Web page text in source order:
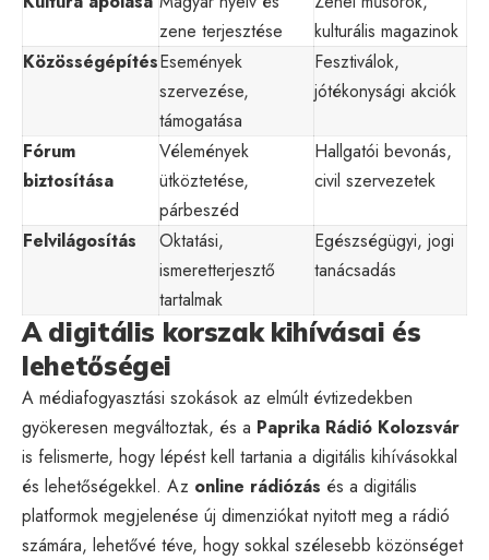
zene terjesztése
kulturális magazinok
KözösségépítésEsemények
szervezése,
támogatása
Fesztiválok,
jótékonysági akciók
Fórum
biztosítása
Vélemények
ütköztetése,
párbeszéd
Hallgatói bevonás,
civil szervezetek
Felvilágosítás
Oktatási,
ismeretterjesztő
tartalmak
Egészségügyi, jogi
tanácsadás
A digitális korszak kihívásai és
lehetőségei
A médiafogyasztási szokások az elmúlt évtizedekben
gyökeresen megváltoztak, és a Paprika Rádió Kolozsvár
is felismerte, hogy lépést kell tartania a digitális kihívásokkal
és lehetőségekkel. Az online rádiózás és a digitális
platformok megjelenése új dimenziókat nyitott meg a rádió
számára, lehetővé téve, hogy sokkal szélesebb közönséget